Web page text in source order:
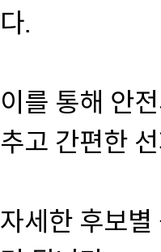
다.
이를 통해 안
추고 간편한
자세한 후보